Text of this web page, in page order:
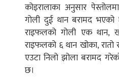
कोइरालाका अनुसार
गोली दुई थान बरामद भएको
राइफलको गोली एक
राइफलको ६ थान खोका, रातो
एउटा निलो झोला बरामद
छ।